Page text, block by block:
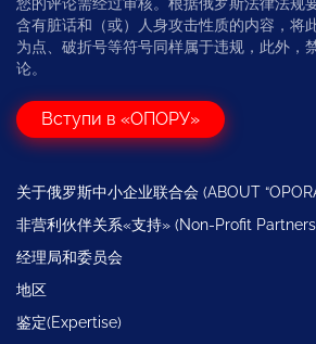
含有脏话和（或）人身攻击性质的内容，将
为点、破折号等符号同样属于违规，此外，
论。
Вступи в «ОПОРУ»
关于俄罗斯中小企业联合会 (ABOUT
非营利伙伴关系«支持» (Non-Profit
经理局和委员会
地区
鉴定(Expertise)